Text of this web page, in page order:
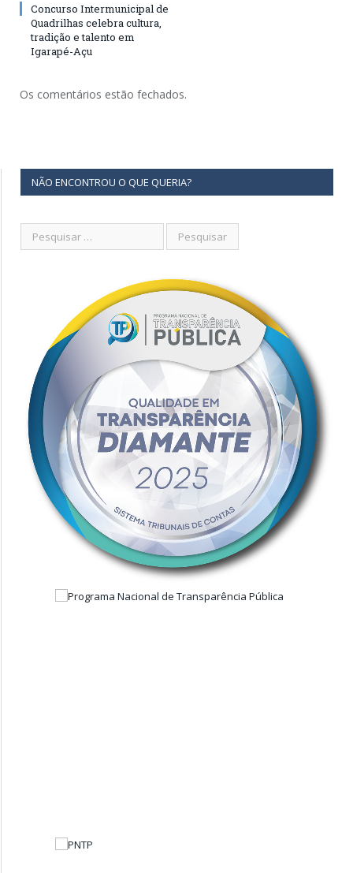
Concurso Intermunicipal de
Quadrilhas celebra cultura,
tradição e talento em
Igarapé-Açu
Os comentários estão fechados.
NÃO ENCONTROU O QUE QUERIA?